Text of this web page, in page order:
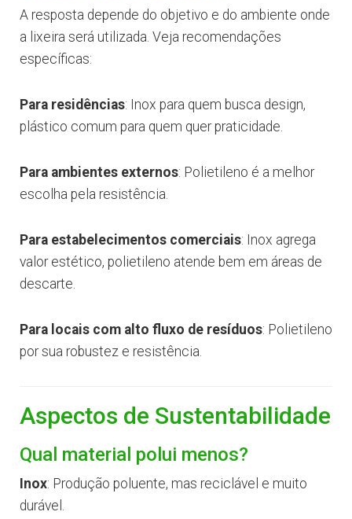
A resposta depende do objetivo e do ambiente onde
a lixeira será utilizada. Veja recomendações
específicas:
Para residências: Inox para quem busca design,
plástico comum para quem quer praticidade.
Para ambientes externos: Polietileno é a melhor
escolha pela resistência.
Para estabelecimentos comerciais: Inox agrega
valor estético, polietileno atende bem em áreas de
descarte.
Para locais com alto fluxo de resíduos: Polietileno
por sua robustez e resistência.
Aspectos de Sustentabilidade
Qual material polui menos?
Inox: Produção poluente, mas reciclável e muito
durável.